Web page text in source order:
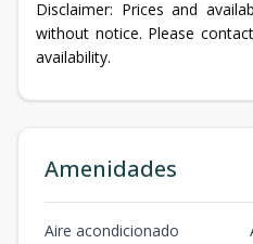
Disclaimer: Prices and
without notice. Please
availability.
Amenidades
Aire acondicionado